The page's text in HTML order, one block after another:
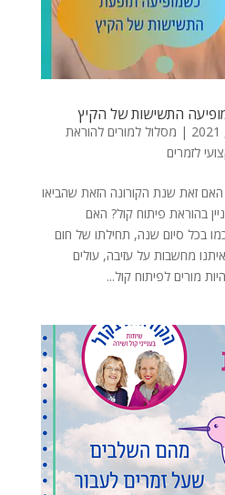
התשישות של הקיץ
| מסלול למורים להוראת
לזמרים
זאת שנת הקורונה הזאת שהביאו
בהוראת פיתוח קול? האם
בכל סיום שנה, תחילתו של חום
מחשבות על עזיבה, עולים
מורים לפיתוח קול...